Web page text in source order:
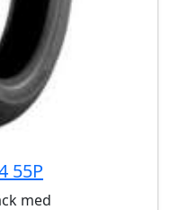
55P
med